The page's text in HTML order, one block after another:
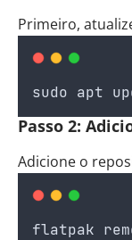
Primeiro,
sudo apt
Passo 2:
Adicione o
flatpak